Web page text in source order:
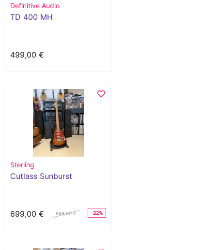
Definitive Audio
TD 400 MH
499,00 €
Sterling
Cutlass Sunburst
699,00 € 899,00 € -22%